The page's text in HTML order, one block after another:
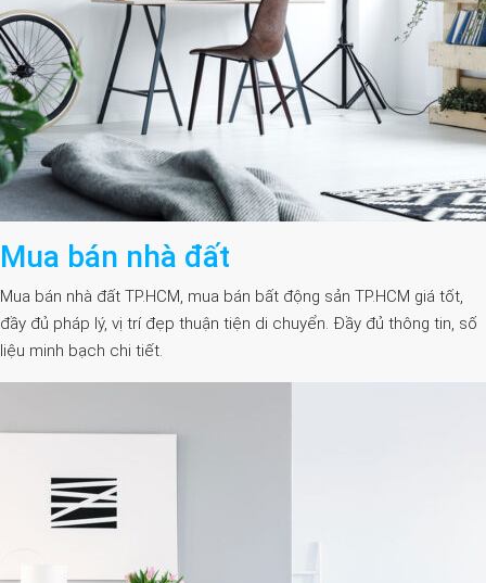
Mua bán nhà đất
Mua bán nhà đất TP.HCM, mua bán bất động sản TP.HCM giá tốt,
đầy đủ pháp lý, vị trí đẹp thuận tiện di chuyển. Đầy đủ thông tin, số
liệu minh bạch chi tiết.